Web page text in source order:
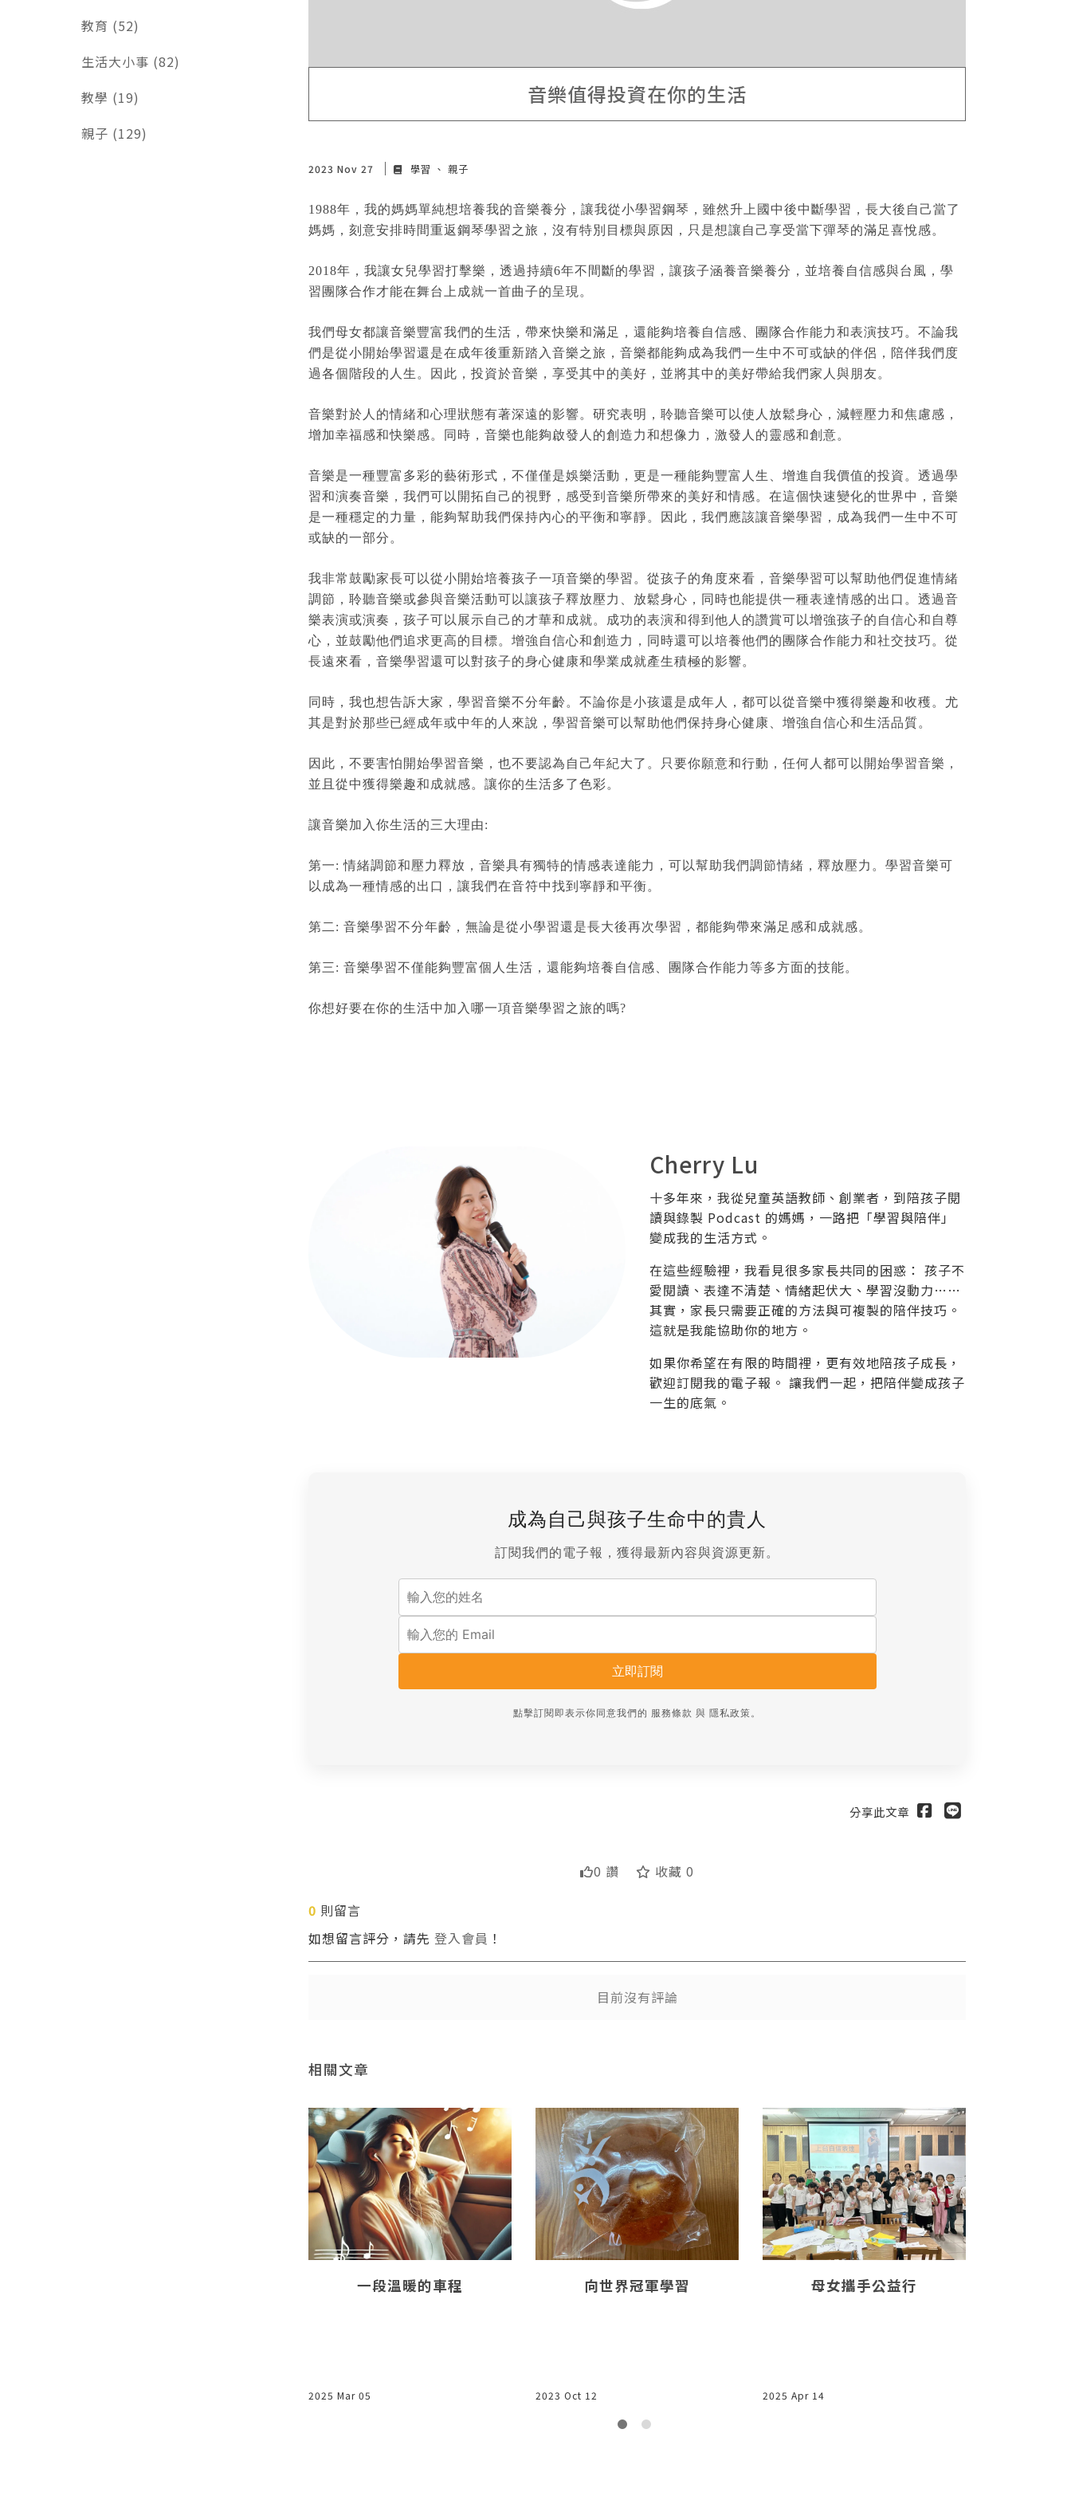
教育 (52)
生活大小事 (82)
教學 (19)
親子 (129)
音樂值得投資在你的生活
2023 Nov 27 學習 親子
1988年，我的媽媽單純想培養我的音樂養分，讓我從小學習鋼琴，雖然升上國中後中斷學習，長大後自己當了
媽媽，刻意安排時間重返鋼琴學習之旅，沒有特別目標與原因，只是想讓自己享受當下彈琴的滿足喜悅感。
2018年，我讓女兒學習打擊樂，透過持續6年不間斷的學習，讓孩子涵養音樂養分，並培養自信感與台風，學
習團隊合作才能在舞台上成就一首曲子的呈現。
我們母女都讓音樂豐富我們的生活，帶來快樂和滿足，還能夠培養自信感、團隊合作能力和表演技巧。不論我
們是從小開始學習還是在成年後重新踏入音樂之旅，音樂都能夠成為我們一生中不可或缺的伴侶，陪伴我們度
過各個階段的人生。因此，投資於音樂，享受其中的美好，並將其中的美好帶給我們家人與朋友。
音樂對於人的情緒和心理狀態有著深遠的影響。研究表明，聆聽音樂可以使人放鬆身心，減輕壓力和焦慮感，
增加幸福感和快樂感。同時，音樂也能夠啟發人的創造力和想像力，激發人的靈感和創意。
音樂是一種豐富多彩的藝術形式，不僅僅是娛樂活動，更是一種能夠豐富人生、增進自我價值的投資。透過學
習和演奏音樂，我們可以開拓自己的視野，感受到音樂所帶來的美好和情感。在這個快速變化的世界中，音樂
是一種穩定的力量，能夠幫助我們保持內心的平衡和寧靜。因此，我們應該讓音樂學習，成為我們一生中不可
或缺的一部分。
我非常鼓勵家長可以從小開始培養孩子一項音樂的學習。從孩子的角度來看，音樂學習可以幫助他們促進情緒
調節， 聆聽音樂或參與音樂活動可以讓孩子釋放壓力、放鬆身心，同時也能提供一種表達情感的出口。透過音
樂表演或演奏，孩子可以展示自己的才華和成就。成功的表演和得到他人的讚賞可以增強孩子的自信心和自尊
心，並鼓勵他們追求更高的目標。 增強自信心和創造力，同時還可以培養他們的團隊合作能力和社交技巧。從
長遠來看，音樂學習還可以對孩子的身心健康和學業成就產生積極的影響。
同時，我也想告訴大家，學習音樂不分年齡。不論你是小孩還是成年人，都可以從音樂中獲得樂趣和收穫。尤
其是對於那些已經成年或中年的人來說，學習音樂可以幫助他們保持身心健康、增強自信心和生活品質。
因此，不要害怕開始學習音樂，也不要認為自己年紀大了。只要你願意和行動，任何人都可以開始學習音樂，
並且從中獲得樂趣和成就感。讓你的生活多了色彩。
讓音樂加入你生活的三大理由:
第一: 情緒調節和壓力釋放，音樂具有獨特的情感表達能力，可以幫助我們調節情緒，釋放壓力。學習音樂可
以成為一種情感的出口，讓我們在音符中找到寧靜和平衡。
第二: 音樂學習不分年齡，無論是從小學習還是長大後再次學習，都能夠帶來滿足感和成就感。
第三: 音樂學習不僅能夠豐富個人生活，還能夠培養自信感、團隊合作能力等多方面的技能。
你想好要在你的生活中加入哪一項音樂學習之旅的嗎?
Cherry Lu
十多年來，我從兒童英語教師、創業者，到陪孩子閱
讀與錄製 Podcast 的媽媽，一路把「學習與陪伴」
變成我的生活方式。
在這些經驗裡，我看見很多家長共同的困惑： 孩子不
愛閱讀、表達不清楚、情緒起伏大、學習沒動力……
其實，家長只需要正確的方法與可複製的陪伴技巧。
這就是我能協助你的地方。
如果你希望在有限的時間裡，更有效地陪孩子成長，
歡迎訂閱我的電子報。 讓我們一起，把陪伴變成孩子
一生的底氣。
成為自己與孩子生命中的貴人
訂閱我們的電子報，獲得最新內容與資源更新。
立即訂閱
點擊訂閱即表示你同意我們的 服務條款 與 隱私政策 。
分享此文章
0 讚 收藏 0
0 則留言
如想留言評分，請先 登入會員 ！
目前沒有評論
相關文章
一段溫暖的車程
2025 Mar 05
向世界冠軍學習
2023 Oct 12
母女攜手公益行
2025 Apr 14